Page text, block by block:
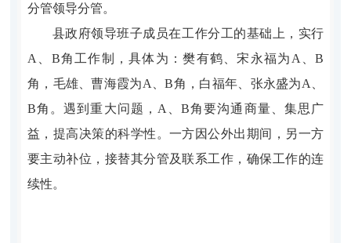
分管领导分管。
县政府领导班子成员在工作分工的基础上，实行
A
B角工作制，具体为：樊有鹤、宋永福为 A 、B
角，毛雄、曹海霞为A 、B角，白福年、张永盛为A
B角。遇到重大问题， A 、B角要沟通商量、集思广
益，提高决策的科学性。一方因公外出期间，另一方
要主动补位，接替其分管及联系工作，确保工作的连
续性。